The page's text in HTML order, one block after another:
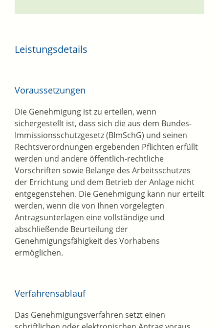
Leistungsdetails
Voraussetzungen
Die Genehmigung ist zu erteilen, wenn
sichergestellt ist, dass sich die aus dem Bundes-
Immissionsschutzgesetz (BImSchG) und seinen
Rechtsverordnungen ergebenden Pflichten erfüllt
werden und andere öffentlich-rechtliche
Vorschriften sowie Belange des Arbeitsschutzes
der Errichtung und dem Betrieb der Anlage nicht
entgegenstehen. Die Genehmigung kann nur erteilt
werden, wenn die von Ihnen vorgelegten
Antragsunterlagen eine vollständige und
abschließende Beurteilung der
Genehmigungsfähigkeit des Vorhabens
ermöglichen.
Verfahrensablauf
Das Genehmigungsverfahren setzt einen